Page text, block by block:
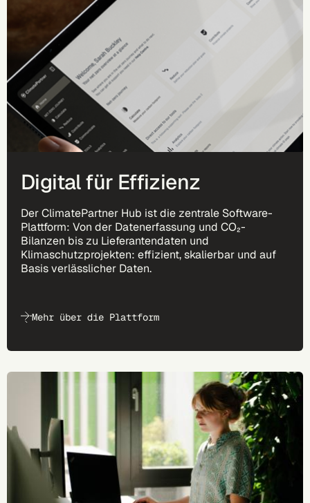
Digital für Effizienz
Der ClimatePartner Hub ist die zentrale Software-
Plattform: Von der Datenerfassung und CO₂-
Bilanzen bis zu Lieferantendaten und
Klimaschutzprojekten: effizient, skalierbar und auf
Basis verlässlicher Daten.
Mehr über die Plattform